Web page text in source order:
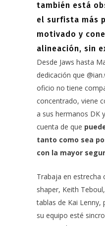
también está
el surfista más
motivado y
alineación, sin
Desde Jaws hasta
dedicación que
oficio no tiene
concentrado, viene
a sus hermanos DK
cuenta de que
tanto como sea
con la mayor
Trabaja en estrecha
shaper, Keith Teboul,
tablas de Kai Lenny,
su equipo esté